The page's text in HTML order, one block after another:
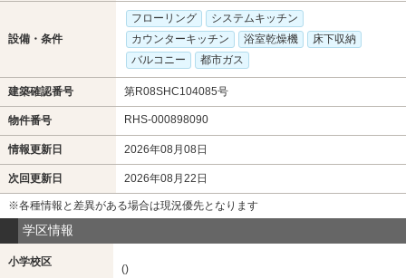
設備・条件
フローリング
システムキッチン
カウンターキッチン
浴室乾燥機
床下収納
バルコニー
都市ガス
建築確認番号 第R08SHC104085号
物件番号 RHS-000898090
情報更新日 2026年08月08日
次回更新日 2026年08月22日
※各種情報と差異がある場合は現況優先となります
学区情報
小学校区
()